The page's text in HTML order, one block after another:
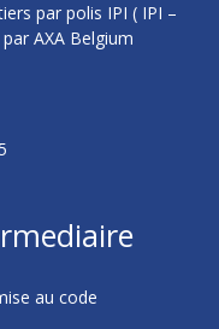
par polis IPI ( IPI –
AXA Belgium
au code